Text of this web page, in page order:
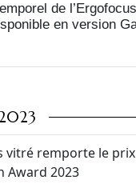
de
en version